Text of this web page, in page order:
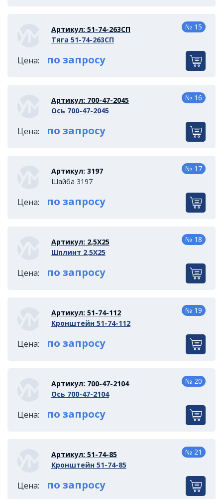
Артикул: 51-74-263СП
Тяга 51-74-263СП
Цена: по запросу
№ 15
Артикул: 700-47-2045
Ось 700-47-2045
Цена: по запросу
№ 16
Артикул: 3197
Шайба 3197
Цена: по запросу
№ 17
Артикул: 2,5Х25
Шплинт 2,5Х25
Цена: по запросу
№ 18
Артикул: 51-74-112
Кронштейн 51-74-112
Цена: по запросу
№ 19
Артикул: 700-47-2104
Ось 700-47-2104
Цена: по запросу
№ 20
Артикул: 51-74-85
Кронштейн 51-74-85
Цена: по запросу
№ 21